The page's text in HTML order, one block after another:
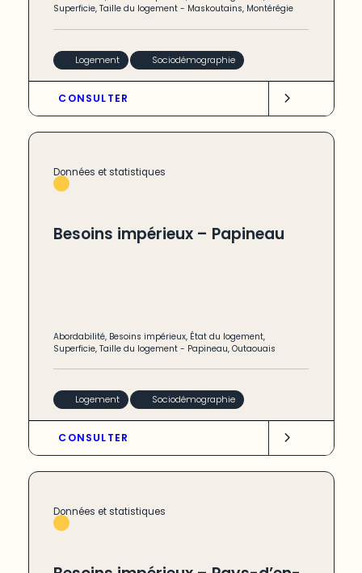
Superficie,Taille du logement - Maskoutains, Montérégie
Logement Sociodémographie
CONSULTER
Données et statistiques
Besoins impérieux – Papineau
Abordabilité, Besoins impérieux, État du logement,
Superficie,Taille du logement - Papineau,Outaouais
Logement Sociodémographie
CONSULTER
Données et statistiques